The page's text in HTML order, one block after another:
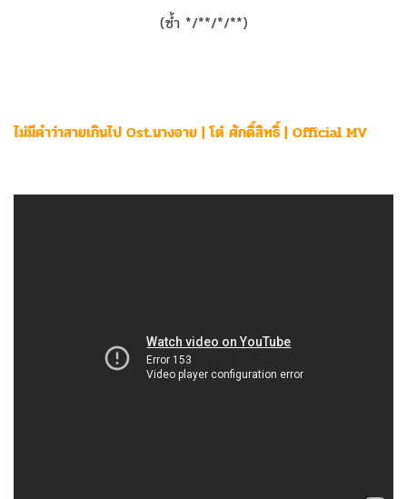
(ซ้ำ */**/*/**)
ไม่มีคำว่าสายเกินไป Ost.นางอาย | โต๋ ศักดิ์สิทธิ์ | Official MV